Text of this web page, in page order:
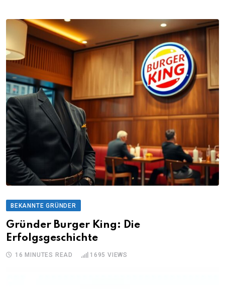
BEKANNTE GRÜNDER
Gründer Burger King: Die
Erfolgsgeschichte
16 MINUTES READ 1695 VIEWS